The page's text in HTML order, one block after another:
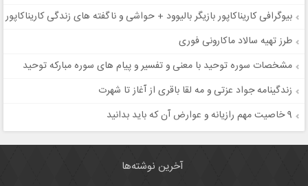
بیوگرافی کاریناکاپور بازیگر بالیوود + حواشی و ناگفته های زندگی کاریناکاپور
طرز تهیه سالاد ماکارونی فوری
مشخصات سوره توحید با معنی و تفسیر و پیام های سوره مبارکه توحید
زندگینامه جواد عزتی و مه لقا باقری از آغاز تا شهرت
9 خاصیت مهم رازیانه و عوارض آن که باید بدانید
آخرین نوشته‌ها